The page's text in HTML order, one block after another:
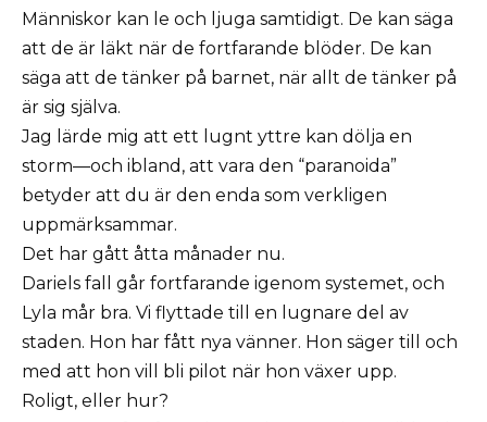
Människor kan le och ljuga samtidigt. De kan säga
att de är läkt när de fortfarande blöder. De kan
säga att de tänker på barnet, när allt de tänker på
är sig själva.
Jag lärde mig att ett lugnt yttre kan dölja en
storm—och ibland, att vara den “paranoida”
betyder att du är den enda som verkligen
uppmärksammar.
Det har gått åtta månader nu.
Dariels fall går fortfarande igenom systemet, och
Lyla mår bra. Vi flyttade till en lugnare del av
staden. Hon har fått nya vänner. Hon säger till och
med att hon vill bli pilot när hon växer upp.
Roligt, eller hur?